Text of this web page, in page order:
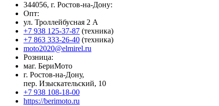
344056, г. Ростов-на-Дону:
Опт:
ул. Троллейбусная 2 А
+7 938 125-37-87 (техника)
+7 863 333-26-40 (техника)
moto2020@elmirel.ru
Розница:
маг. БериМото
г. Ростов-на-Дону,
пер. Изыскательский, 10
+7 938 108-18-00
https://berimoto.ru